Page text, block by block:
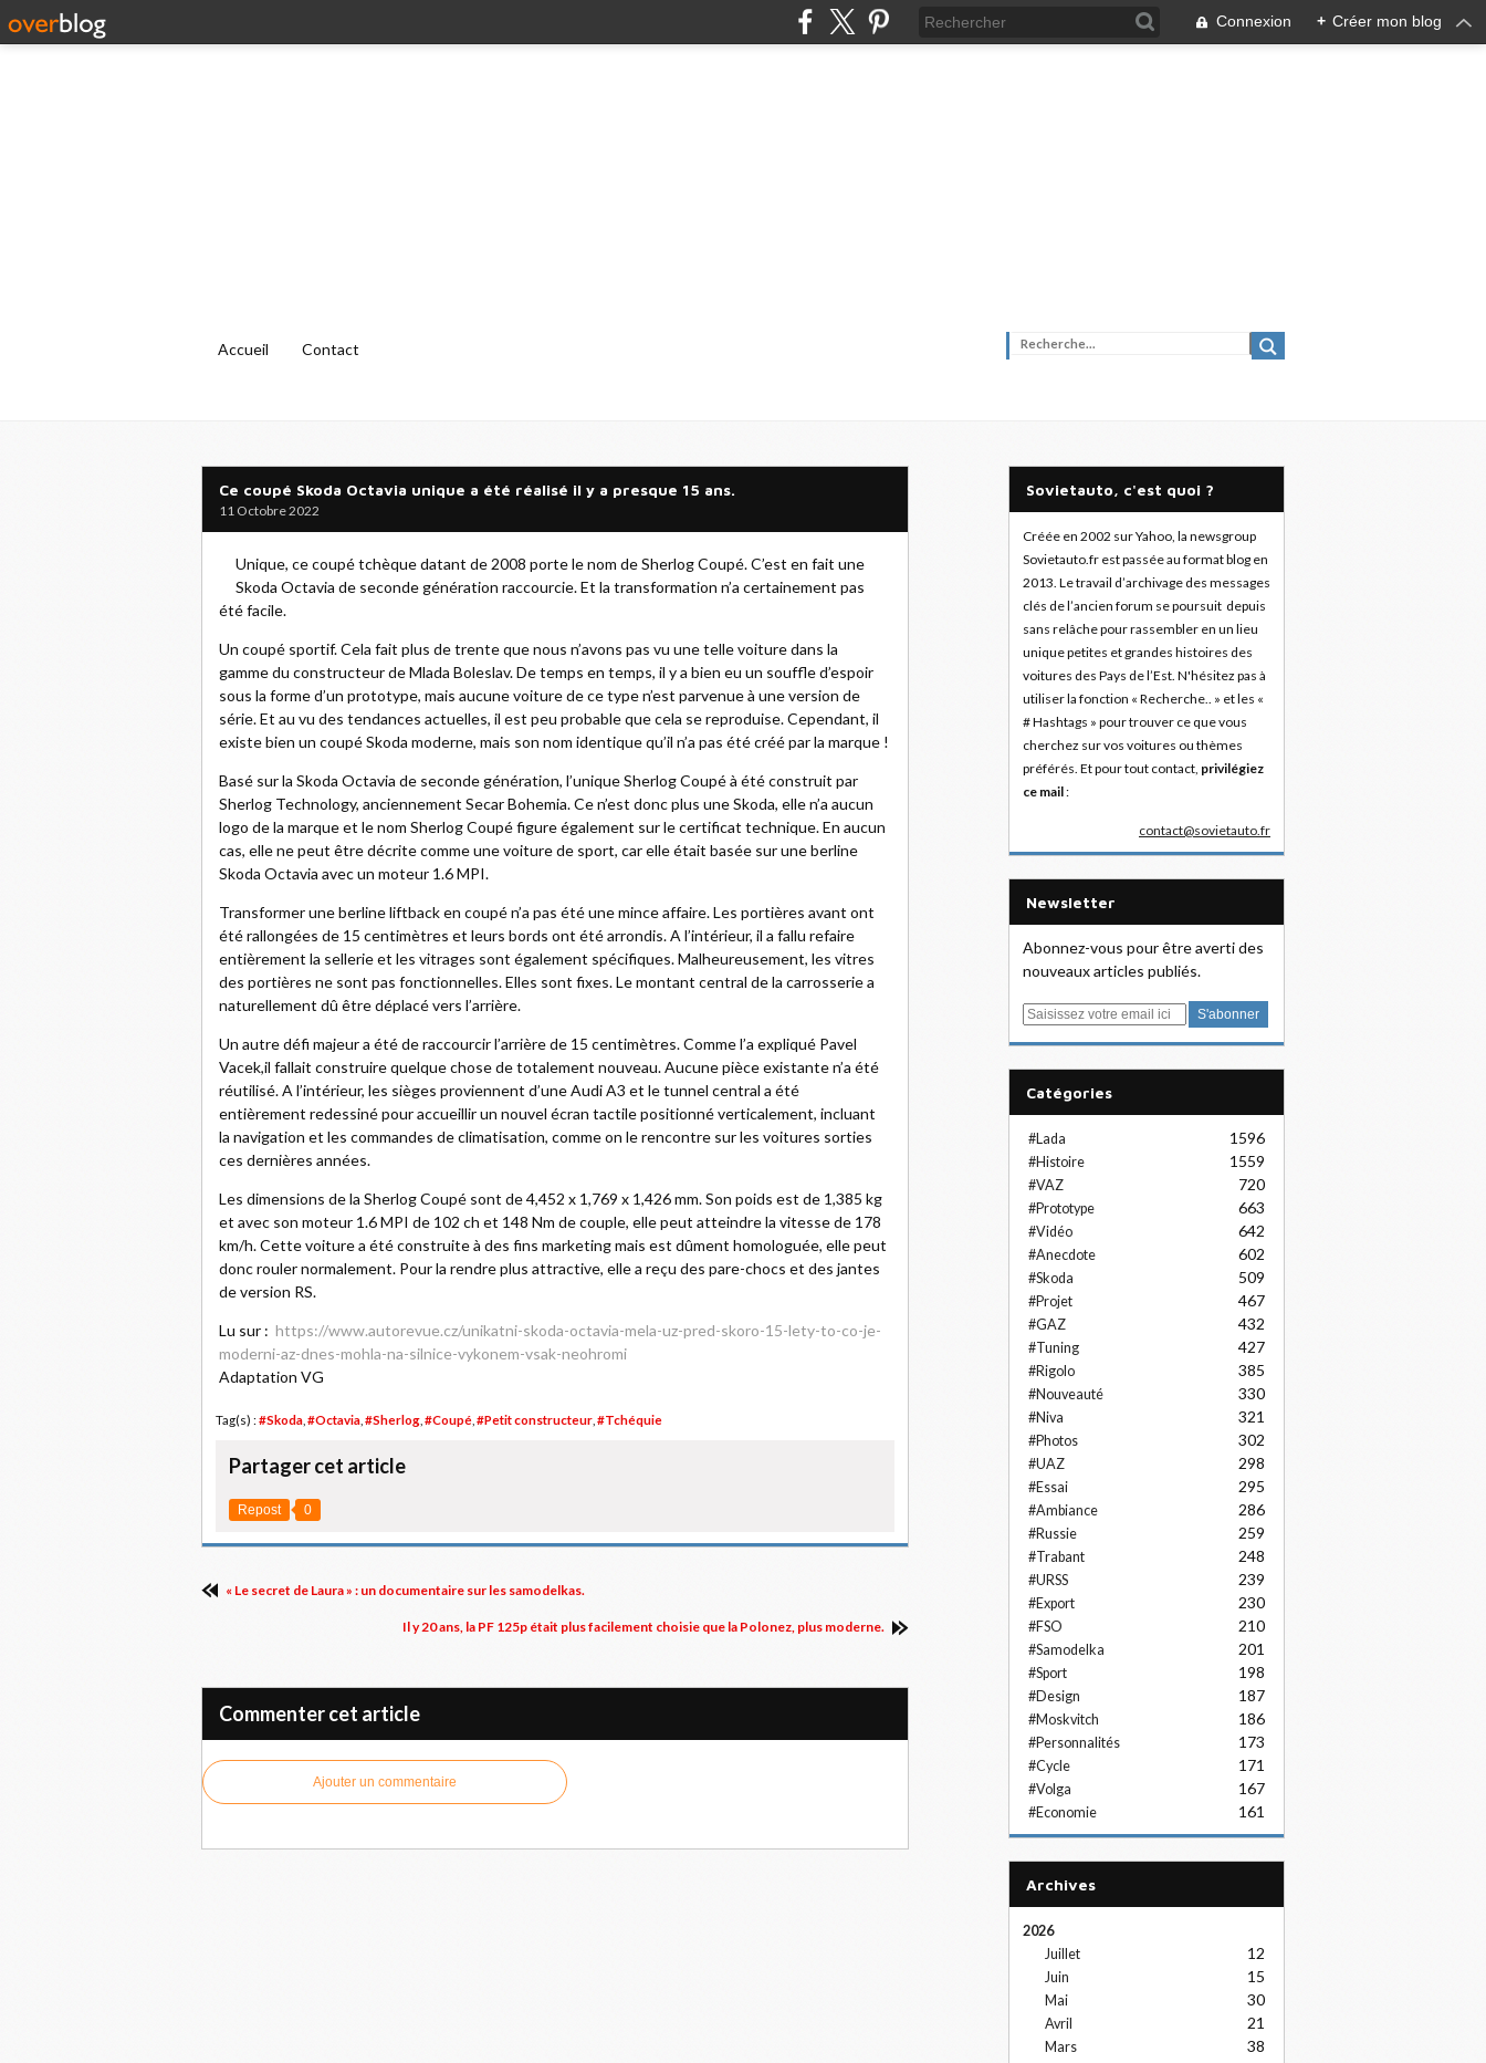
Connexion + Créer mon blog
Accueil Contact
Ce coupé Skoda Octavia unique a été réalisé il y a presque 15 ans.
11 Octobre 2022
Unique, ce coupé tchèque datant de 2008 porte le nom de Sherlog Coupé. C’est en fait une
Skoda Octavia de seconde génération raccourcie. Et la transformation n’a certainement pas
été facile.
Un coupé sportif. Cela fait plus de trente que nous n’avons pas vu une telle voiture dans la
gamme du constructeur de Mlada Boleslav. De temps en temps, il y a bien eu un souffle d’espoir
sous la forme d’un prototype, mais aucune voiture de ce type n’est parvenue à une version de
série. Et au vu des tendances actuelles, il est peu probable que cela se reproduise. Cependant, il
existe bien un coupé Skoda moderne, mais son nom identique qu’il n’a pas été créé par la marque !
Basé sur la Skoda Octavia de seconde génération, l’unique Sherlog Coupé à été construit par
Sherlog Technology, anciennement Secar Bohemia. Ce n’est donc plus une Skoda, elle n’a aucun
logo de la marque et le nom Sherlog Coupé figure également sur le certificat technique. En aucun
cas, elle ne peut être décrite comme une voiture de sport, car elle était basée sur une berline
Skoda Octavia avec un moteur 1.6 MPI.
Transformer une berline liftback en coupé n’a pas été une mince affaire. Les portières avant ont
été rallongées de 15 centimètres et leurs bords ont été arrondis. A l’intérieur, il a fallu refaire
entièrement la sellerie et les vitrages sont également spécifiques. Malheureusement, les vitres
des portières ne sont pas fonctionnelles. Elles sont fixes. Le montant central de la carrosserie a
naturellement dû être déplacé vers l’arrière.
Un autre défi majeur a été de raccourcir l’arrière de 15 centimètres. Comme l’a expliqué Pavel
Vacek,il fallait construire quelque chose de totalement nouveau. Aucune pièce existante n’a été
réutilisé. A l’intérieur, les sièges proviennent d’une Audi A3 et le tunnel central a été
entièrement redessiné pour accueillir un nouvel écran tactile positionné verticalement, incluant
la navigation et les commandes de climatisation, comme on le rencontre sur les voitures sorties
ces dernières années.
Les dimensions de la Sherlog Coupé sont de 4,452 x 1,769 x 1,426 mm. Son poids est de 1,385 kg
et avec son moteur 1.6 MPI de 102 ch et 148 Nm de couple, elle peut atteindre la vitesse de 178
km/h. Cette voiture a été construite à des fins marketing mais est dûment homologuée, elle peut
donc rouler normalement. Pour la rendre plus attractive, elle a reçu des pare-chocs et des jantes
de version RS.
Lu sur : https://www.autorevue.cz/unikatni-skoda-octavia-mela-uz-pred-skoro-15-lety-to-co-je-
moderni-az-dnes-mohla-na-silnice-vykonem-vsak-neohromi
Adaptation VG
Tag(s) : #Skoda #Octavia #Sherlog #Coupé #Petit constructeur #Tchéquie
Partager cet article
Repost 0
« Le secret de Laura » : un documentaire sur les samodelkas.
Il y 20 ans, la PF 125p était plus facilement choisie que la Polonez, plus moderne.
Commenter cet article
Ajouter un commentaire
Sovietauto, c'est quoi ?
Créée en 2002 sur Yahoo, la newsgroup
Sovietauto.fr est passée au format blog en
2013. Le travail d’archivage des messages
clés de l’ancien forum se poursuit depuis
sans relâche pour rassembler en un lieu
unique petites et grandes histoires des
voitures des Pays de l’Est. N'hésitez pas à
utiliser la fonction « Recherche.. » et les «
# Hashtags » pour trouver ce que vous
cherchez sur vos voitures ou thèmes
préférés. Et pour tout contact, privilégiez
ce mail:
contact@sovietauto.fr
Newsletter
Abonnez-vous pour être averti des
nouveaux articles publiés.
E
Catégories
#Lada 1596
#Histoire 1559
#VAZ 720
#Prototype 663
#Vidéo 642
#Anecdote 602
#Skoda 509
#Projet 467
#GAZ 432
#Tuning 427
#Rigolo 385
#Nouveauté 330
#Niva 321
#Photos 302
#UAZ 298
#Essai 295
#Ambiance 286
#Russie 259
#Trabant 248
#URSS 239
#Export 230
#FSO 210
#Samodelka 201
#Sport 198
#Design 187
#Moskvitch 186
#Personnalités 173
#Cycle 171
#Volga 167
#Economie 161
Archives
2026
Juillet
12
Juin 15
Mai 30
Avril 21
Mars 38